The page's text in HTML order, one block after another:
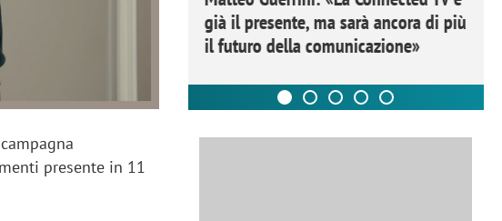
presente in 11
a eliminare lo
già il presente, ma sarà ancora di più
il futuro della comunicazione»